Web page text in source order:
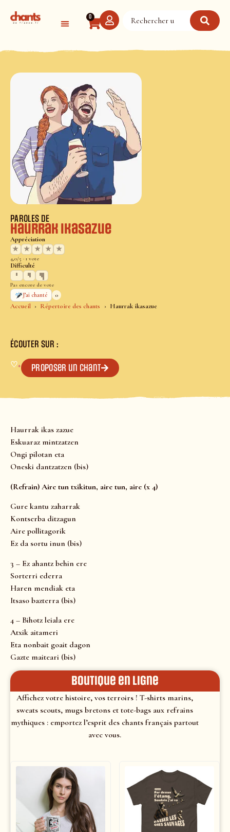
0
Accueil Répertoire des chants Haurrak ikasazue
PAROLES DE
Haurrak ikasazue
Appréciation
★
★ ★ ★ ★
4,0/5 · 1 vote
Difficulté
Pas encore de vote
J’ai chanté
0
ÉCOUTER SUR :
♡+ Proposer un chant
Haurrak ikas zazue
Eskuaraz mintzatzen
Ongi pilotan eta
Oneski dantzatzen (bis)
(Refrain) Aire tun txikitun, aire tun, aire (x 4)
Gure kantu zaharrak
Kontserba ditzagun
Aire pollitagorik
Ez da sortu inun (bis)
3 – Ez ahantz behin ere
Sorterri ederra
Haren mendiak eta
Itsaso bazterra (bis)
4 – Bihotz leiala ere
Atxik aitameri
Eta nonbait goait dagon
Gazte maiteari (bis)
Boutique en ligne
Affichez votre histoire, vos terroirs ! T-shirts marins,
sweats scouts, mugs bretons et tote-bags aux refrains
mythiques : emportez l’esprit des chants français partout
avec vous.